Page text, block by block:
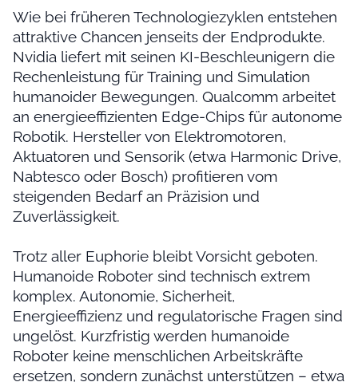
Wie bei früheren Technologiezyklen entstehen
attraktive Chancen jenseits der Endprodukte.
Nvidia liefert mit seinen KI-Beschleunigern die
Rechenleistung für Training und Simulation
humanoider Bewegungen. Qualcomm arbeitet
an energieeffizienten Edge-Chips für autonome
Robotik. Hersteller von Elektromotoren,
Aktuatoren und Sensorik (etwa Harmonic Drive,
Nabtesco oder Bosch) profitieren vom
steigenden Bedarf an Präzision und
Zuverlässigkeit.
Trotz aller Euphorie bleibt Vorsicht geboten.
Humanoide Roboter sind technisch extrem
komplex. Autonomie, Sicherheit,
Energieeffizienz und regulatorische Fragen sind
ungelöst. Kurzfristig werden humanoide
Roboter keine menschlichen Arbeitskräfte
ersetzen, sondern zunächst unterstützen – etwa